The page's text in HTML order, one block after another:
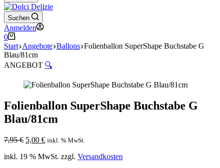
Suchen
Anmelden
Warenkorb
0
Start Angebote Ballons Folienballon SuperShape Buchstabe G
Blau/81cm
ANGEBOT 🔍
Folienballon SuperShape Buchstabe G
Blau/81cm
7,95€ Ursprünglicher
war:
5,00 €Aktueller
ist:
inkl. % MwSt.
inkl. 19 % MwSt. zzgl. Versandkosten